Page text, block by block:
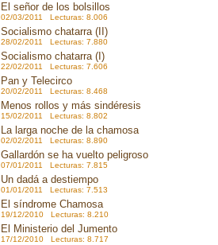
El señor de los bolsillos
02/03/2011 Lecturas: 8.006
Socialismo chatarra (II)
28/02/2011 Lecturas: 7.880
Socialismo chatarra (I)
22/02/2011 Lecturas: 7.606
Pan y Telecirco
20/02/2011 Lecturas: 8.468
Menos rollos y más sindéresis
15/02/2011 Lecturas: 8.802
La larga noche de la chamosa
02/02/2011 Lecturas: 8.890
Gallardón se ha vuelto peligroso
07/01/2011 Lecturas: 7.815
Un dadá a destiempo
01/01/2011 Lecturas: 7.513
El síndrome Chamosa
19/12/2010 Lecturas: 8.210
El Ministerio del Jumento
17/12/2010 Lecturas: 8.717